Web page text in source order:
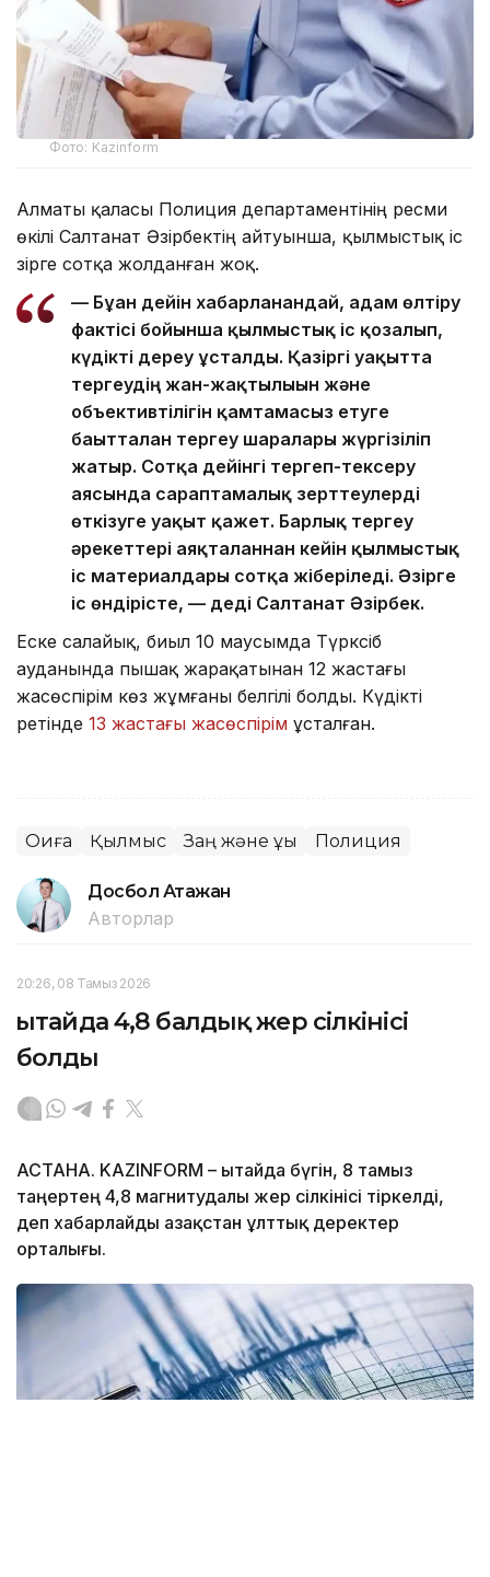
Фото: Kazinform
Алматы қаласы Полиция департаментінің ресми
өкілі Салтанат Әзірбектің айтуынша, қылмыстық іс
әзірге сотқа жолданған жоқ.
— Бұған дейін хабарланғандай, адам өлтіру
фактісі бойынша қылмыстық іс қозғалып,
күдікті дереу ұсталды. Қазіргі уақытта
тергеудің жан-жақтылығын және
объективтілігін қамтамасыз етуге
бағытталған тергеу шаралары жүргізіліп
жатыр. Сотқа дейінгі тергеп-тексеру
аясында сараптамалық зерттеулерді
өткізуге уақыт қажет. Барлық тергеу
әрекеттері аяқталғаннан кейін қылмыстық
іс материалдары сотқа жіберіледі. Әзірге
іс өндірісте, — деді Салтанат Әзірбек.
Еске салайық, биыл 10 маусымда Түрксіб
ауданында пышақ жарақатынан 12 жастағы
жасөспірім көз жұмғаны белгілі болды. Күдікті
ретінде 13 жастағы жасөспірім ұсталған.
Оқиға Қылмыс Заң және құқық Полиция
Досбол Атажан
Авторлар
20:26, 08 Тамыз 2026
Қытайда 4,8 балдық жер сілкінісі
болды
АСТАНА. KAZINFORM – Қытайда бүгін, 8 тамыз
таңертең 4,8 магнитудалы жер сілкінісі тіркелді,
деп хабарлайды Қазақстан ұлттық деректер
орталығы.